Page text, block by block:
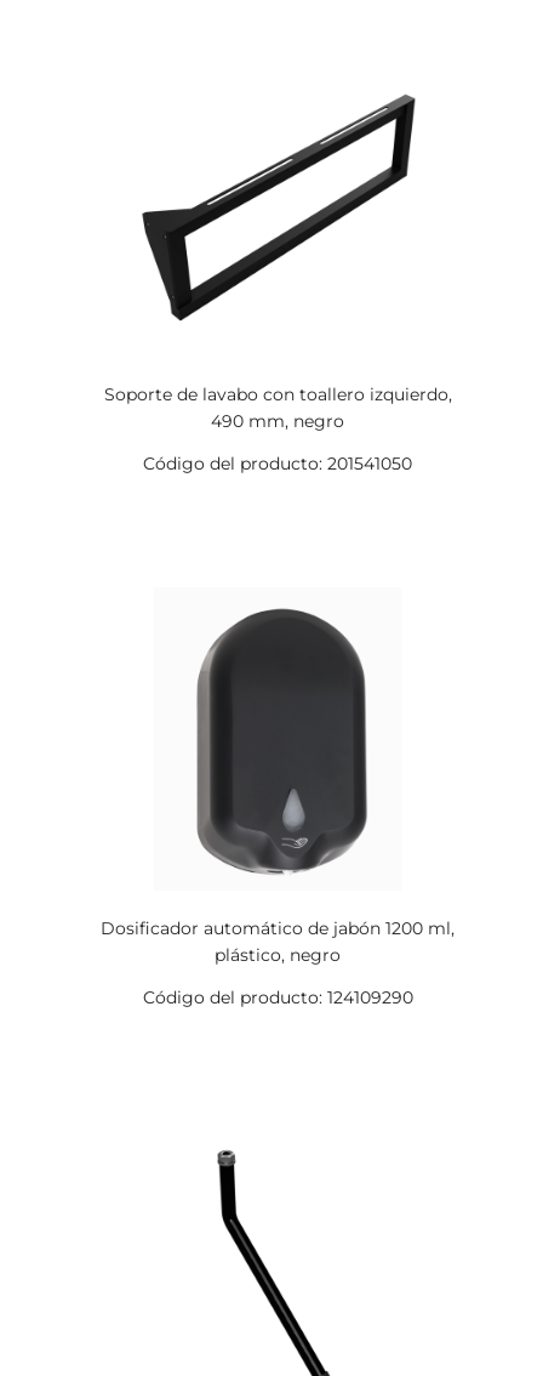
Soporte de lavabo con toallero izquierdo,
490 mm, negro
Código del producto: 201541050
Dosificador automático de jabón 1200 ml,
plástico, negro
Código del producto: 124109290